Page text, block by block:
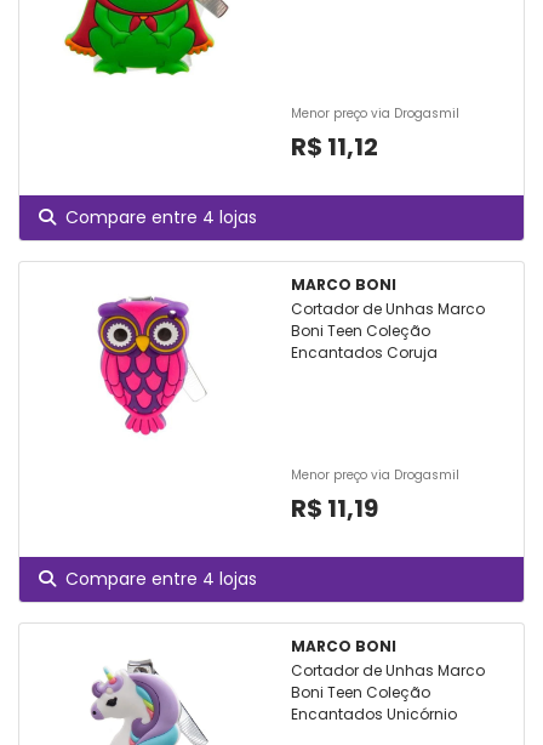
Menor preço via Drogasmil
R$ 11,12
Compare entre 4 lojas
MARCO BONI
Cortador de Unhas Marco
Boni Teen Coleção
Encantados Coruja
Menor preço via Drogasmil
R$ 11,19
Compare entre 4 lojas
MARCO BONI
Cortador de Unhas Marco
Boni Teen Coleção
Encantados Unicórnio